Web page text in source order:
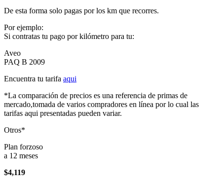
De esta forma solo pagas por los km que recorres.
Por ejemplo:
Si contratas tu pago por kilómetro para tu:
Aveo
PAQ B 2009
Encuentra tu tarifa aqui
*La comparación de precios es una referencia de primas de
mercado,tomada de varios compradores en línea por lo cual las
tarifas aqui presentadas pueden variar.
Otros*
Plan forzoso
a 12 meses
$4,119